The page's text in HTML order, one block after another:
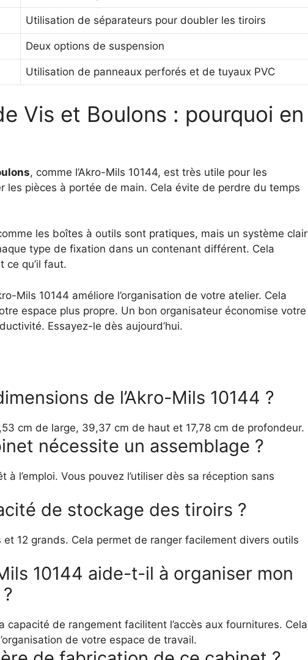
Utilisation de séparateurs pour doubler les tiroirs
Deux options de suspension
Utilisation de panneaux perforés et de tuyaux PVC
Vis et Boulons : pourquoi en
, comme l’Akro-Mils 10144, est très utile pour les
les pièces à portée de main. Cela évite de perdre du temps
les boîtes à outils sont pratiques, mais un système clair
type de fixation dans un contenant différent. Cela
ce qu’il faut.
Mils 10144 améliore l’organisation de votre atelier. Cela
espace plus propre. Un bon organisateur économise votre
Essayez-le dès aujourd’hui.
de l’Akro-Mils 10144 ?
cm de large, 39,37 cm de haut et 17,78 cm de profondeur.
nécessite un assemblage ?
à l’emploi. Vous pouvez l’utiliser dès sa réception sans
de stockage des tiroirs ?
12 grands. Cela permet de ranger facilement divers outils
10144 aide-t-il à organiser mon
capacité de rangement facilitent l’accès aux fournitures. Cela
de votre espace de travail.